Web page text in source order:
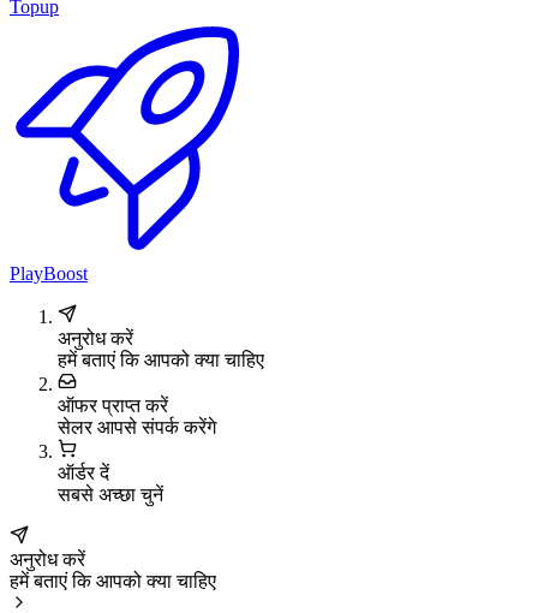
Topup
PlayBoost
अनुरोध करें
हमें बताएं कि आपको क्या चाहिए
ऑफर प्राप्त करें
सेलर आपसे संपर्क करेंगे
ऑर्डर दें
सबसे अच्छा चुनें
अनुरोध करें
हमें बताएं कि आपको क्या चाहिए